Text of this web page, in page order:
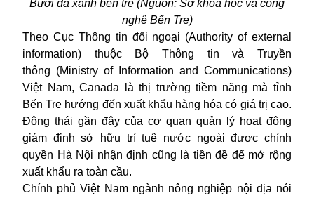
Bưởi da xanh bến tre (Nguồn: Sở khoa học và công
nghệ Bến Tre)
Theo Cục Thông tin đối ngoại (Authority of external
information) thuộc Bộ Thông tin và Truyền
thông (Ministry of Information and Communications)
Việt Nam, Canada là thị trường tiềm năng mà tỉnh
Bến Tre hướng đến xuất khẩu hàng hóa có giá trị cao.
Động thái gần đây của cơ quan quản lý hoạt động
giám định sở hữu trí tuệ nước ngoài được chính
quyền Hà Nội nhận định cũng là tiền đề để mở rộng
xuất khẩu ra toàn cầu.
Chính phủ Việt Nam ngành nông nghiệp nội địa nói